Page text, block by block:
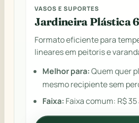
VASOS E SUPORTES
Jardineira Plástica
Formato eficiente para
lineares em peitoris e
Melhor para:Quem quer
mesmo recipiente sem
Faixa: Faixa comum: R$ 35